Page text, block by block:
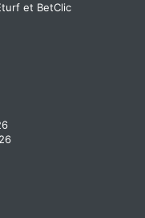
et BetClic